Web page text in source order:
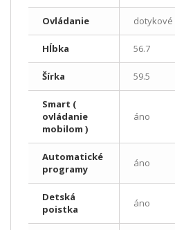
Ovládanie dotykové
Hĺbka 56.7
Šírka 59.5
Smart (
ovládanie
mobilom )
áno
Automatické
programy
áno
Detská
poistka
áno